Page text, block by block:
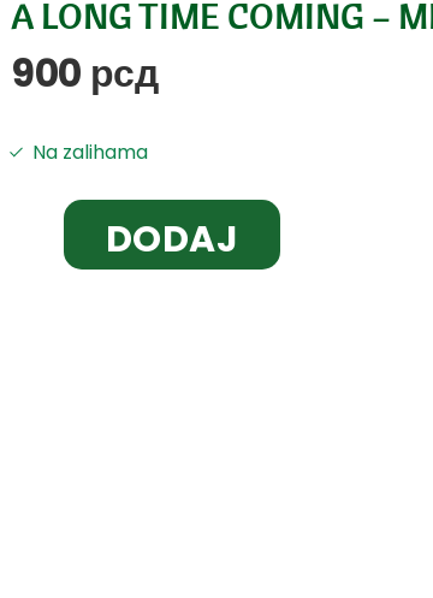
A LONG TIME COMING –
900 рсд
Na zalihama
DODAJ